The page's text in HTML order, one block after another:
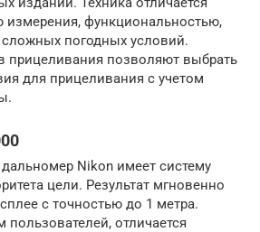
измерения, функциональностью,
погодных условий.
прицеливания позволяют выбрать
для прицеливания с учетом
Nikon имеет систему
цели. Результат мгновенно
с точностью до 1 метра.
отличается